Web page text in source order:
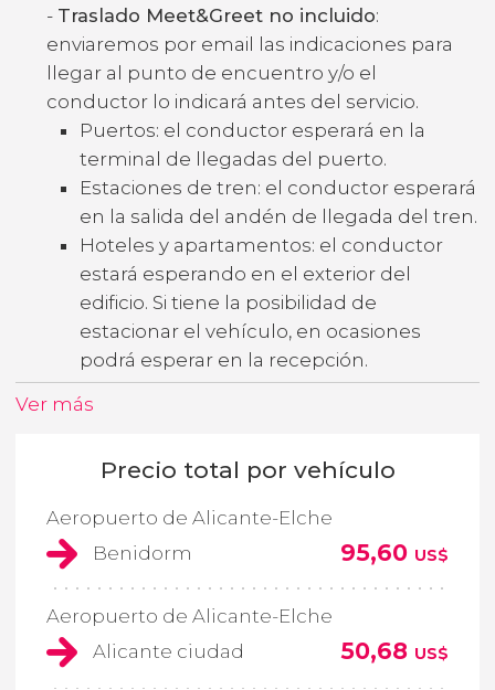
- Traslado Meet&Greet no incluido:
enviaremos por email las indicaciones para
llegar al punto de encuentro y/o el
conductor lo indicará antes del servicio.
Puertos: el conductor esperará en la
terminal de llegadas del puerto.
Estaciones de tren: el conductor esperará
en la salida del andén de llegada del tren.
Hoteles y apartamentos: el conductor
estará esperando en el exterior del
edificio. Si tiene la posibilidad de
estacionar el vehículo, en ocasiones
podrá esperar en la recepción.
Ver más
Precio total por vehículo
Aeropuerto de Alicante-Elche
Benidorm
95,60 US$
Aeropuerto de Alicante-Elche
Alicante ciudad
50,68 US$